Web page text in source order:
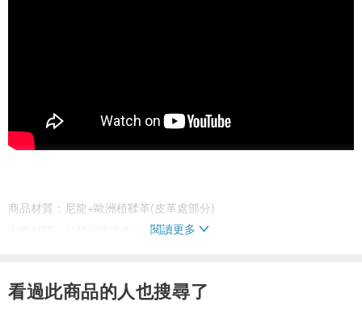
商品材質：尼龍+歐洲植鞣革(皮革處部分)
前拉鍊袋x2 側口袋x2 後拉鍊袋x2
閱讀更多
看過此商品的人也搜尋了